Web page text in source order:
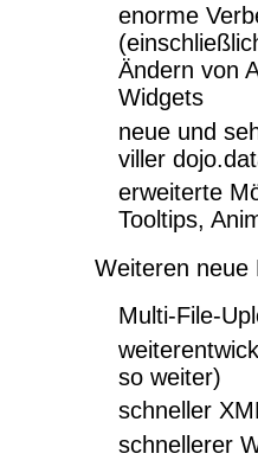
enorme
Ändern von
Widgets
neue und
viller
erweiterte
Tooltips,
Weiteren neue
Multi-File-
so weiter)
schneller
schnellerer